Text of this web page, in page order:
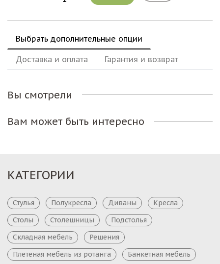
Выбрать дополнительные опции
Доставка и оплата Гарантия и возврат
Вы смотрели
Вам может быть интересно
КАТЕГОРИИ
Стулья Полукресла Диваны
Кресла
Столы
Столешницы
Подстолья
Складная мебель
Решения
Плетеная мебель из ротанга
Банкетная мебель